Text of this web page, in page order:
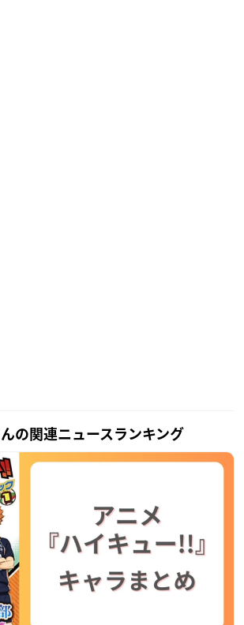
の関連ニュースランキング